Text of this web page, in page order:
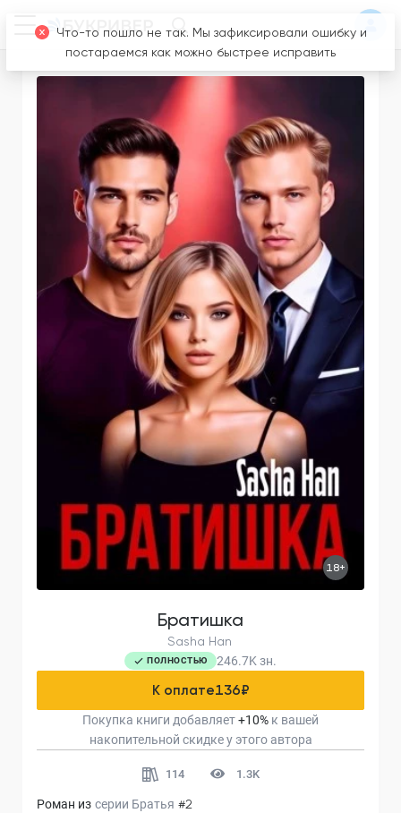
18+
Братишка
Sasha Han
ПОЛНОСТЬЮ 246.7K зн.
К оплате136₽
Покупка книги добавляет+10% к вашей
накопительной скидке у этого автора
114 1.3K
Роман из серии Братья #2